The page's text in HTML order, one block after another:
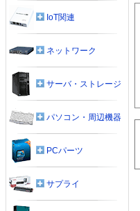
IoT関連
ネットワーク
サーバ・ストレージ
パソコン・周辺機器
PCパーツ
サプライ